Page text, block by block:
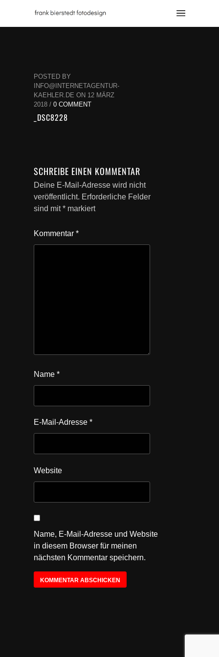
POSTED BY
INFO@INTERNETAGENTUR-
KAEHLER.DE ON 12 MÄRZ
2018 / 0 COMMENT
_DSC8228
SCHREIBE EINEN KOMMENTAR
Deine E-Mail-Adresse wird nicht
veröffentlicht. Erforderliche Felder
sind mit* markiert
Kommentar *
Name *
E-Mail-Adresse *
Website
Name, E-Mail-Adresse und Website
in diesem Browser für meinen
nächsten Kommentar speichern.